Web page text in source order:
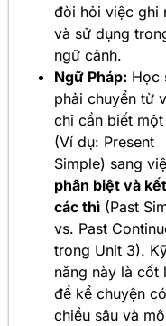
đòi hỏi việc ghi
và sử dụng
ngữ cảnh.
Ngữ Pháp: Học
phải chuyển từ
chỉ cần biết một
(Ví dụ: Present
Simple) sang
phân biệt và
các thì (Past
vs. Past
trong Unit 3).
năng này là cốt
để kể chuyện có
chiều sâu và